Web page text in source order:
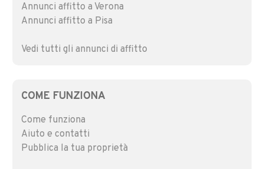
Annunci affitto a Verona
Annunci affitto a Pisa
Vedi tutti gli annunci di affitto
COME FUNZIONA
Come funziona
Aiuto e contatti
Pubblica la tua proprietà